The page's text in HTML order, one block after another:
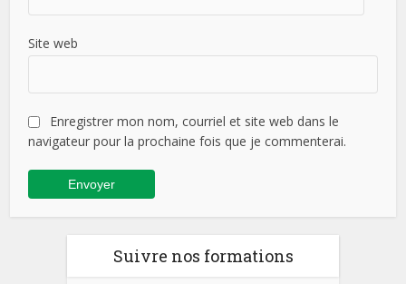
Site web
Enregistrer mon nom, courriel et site web dans le
navigateur pour la prochaine fois que je commenterai.
Suivre nos formations